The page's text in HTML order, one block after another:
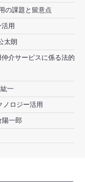
の課題と留意点
用
朗
介サービスに係る法的
一
ロジー活用
一郎